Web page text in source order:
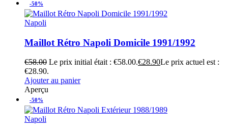
-50%
Napoli
Maillot Rétro Napoli Domicile 1991/1992
€58.00 Le prix initial était : €58.00.€28.90Le prix actuel est :
€28.90.
Ajouter au panier
Aperçu
-50%
Napoli